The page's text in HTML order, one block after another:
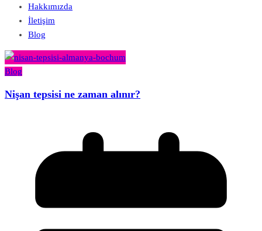
Hakkımızda
İletişim
Blog
Blog
Nişan tepsisi ne zaman alınır?